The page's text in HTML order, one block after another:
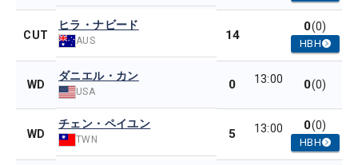
CUT
ヒラ・ナビード
AUS 14
0(0)
HBH
WD
ダニエル・カン
USA 0 13:00 0(0)
WD
チェン・ペイユン
TWN 5 13:00 0(0)
HBH